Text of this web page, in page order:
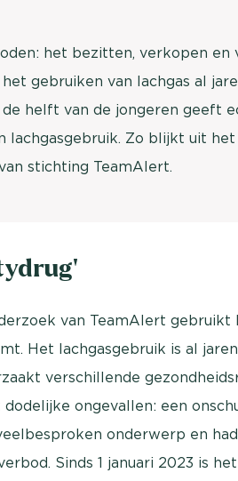
het bezitten, verkopen en
gebruiken van lachgas al
helft van de jongeren geeft
lachgasgebruik. Zo blijkt uit
stichting TeamAlert.
van TeamAlert gebruikt
Het lachgasgebruik is al
verschillende
ongevallen: een
onderwerp en
Sinds 1 januari 2023 is